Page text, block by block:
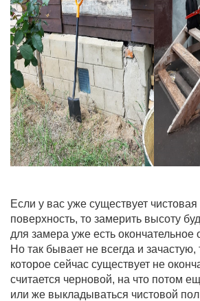
Если у вас уже существует
поверхность, то замерить высоту
для замера уже есть окончательное
Но так бывает не всегда и зачастую,
которое сейчас существует не
считается черновой, на что потом
или же выкладываться чистовой пол.